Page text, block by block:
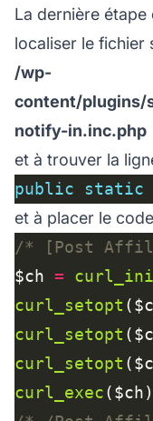
La dernière étape
localiser le fichier
/wp-
content/plugins/
notify-in.inc.php
et à trouver la
public
static
et à placer le
/* [Post
$ch =
curl_setopt
curl_setopt
curl_setopt
curl_exec